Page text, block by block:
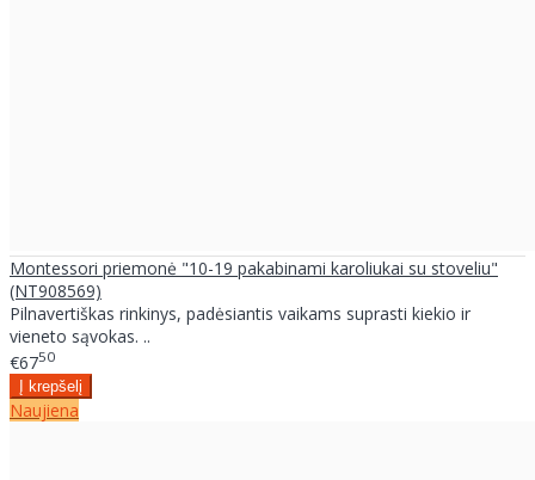
Montessori priemonė "10-19 pakabinami karoliukai su stoveliu"
(NT908569)
Pilnavertiškas rinkinys, padėsiantis vaikams suprasti kiekio ir
vieneto sąvokas. ..
€6750
Naujiena